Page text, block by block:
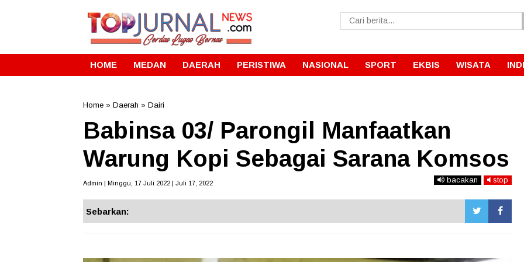
HOME MEDAN DAERAH PERISTIWA NASIONAL SPORT EKBIS WISATA
Home » Daerah » Dairi
Babinsa 03/ Parongil Manfaatkan
Warung Kopi Sebagai Sarana Komsos
Admin | Minggu, 17 Juli 2022 | Juli 17, 2022 bacakan stop
Sebarkan: